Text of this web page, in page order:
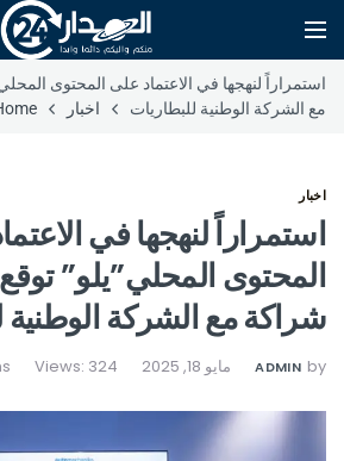
استمراراً لنهجها في الاعتماد على المحتوى
مع الشركة الوطنية للبطاريات
اخبار
اخبار
استمراراً لنهجها في
المحتوى المحلي”يلو” توقع
شراكة مع الشركة الوطنية
by
ADMIN مايو 18, 2025 Views: 324